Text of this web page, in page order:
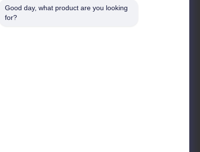
Adresse
Zimmer 1402, Block A6, Nr.133, Jihua West Road
Good day, what product are you looking
for?